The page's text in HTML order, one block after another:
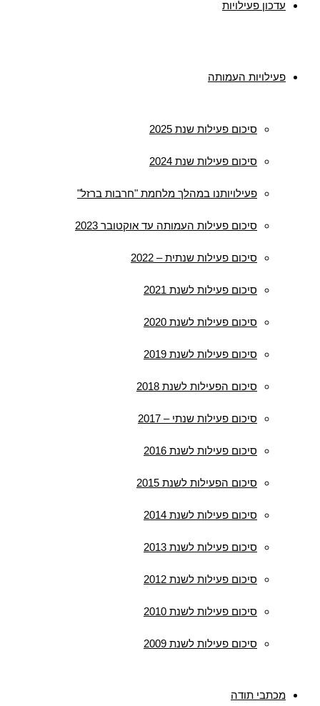
עדכון פעילויות
פעילויות העמותה
סיכום פעילות שנת 2025
סיכום פעילות שנת 2024
פעילויותנו במהלך מלחמת "חרבות ברזל"
סיכום פעילות העמותה עד אוקטובר 2023
סיכום פעילות שנתית – 2022
סיכום פעילות לשנת 2021
סיכום פעילות לשנת 2020
סיכום פעילות לשנת 2019
סיכום הפעילות לשנת 2018
סיכום פעילות שנתי – 2017
סיכום פעילות לשנת 2016
סיכום הפעילות לשנת 2015
סיכום פעילות לשנת 2014
סיכום פעילות לשנת 2013
סיכום פעילות לשנת 2012
סיכום פעילות לשנת 2010
סיכום פעילות לשנת 2009
מכתבי תודה